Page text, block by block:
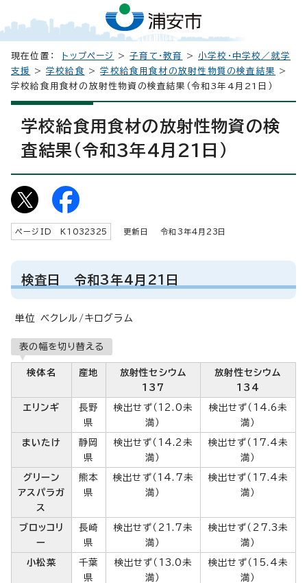
現在位置： トップページ >子育て・教育 >小学校・中学校／就学
支援
>学校給食 >学校給食用食材の放射性物質の検査結果
>
学校給食用食材の放射性物資の検査結果（令和3年4月21日）
学校給食用食材の放射性物資の検
査結果（令和3年4月21日）
ページID K 1032325 更新日 令和3年4月 23 日
検査日 令和3年4月21日
単位 ベクレル/キログラム
表の幅を切り替える
検体名 産地
放射性セシウム
137
放射性セシウム
134
エリンギ
長野
県
検出せず（12.0未
満）
検出せず（14.6未
満）
まいたけ
静岡
県
検出せず（14.2未
満）
検出せず（17.4未
満）
グリーン
アスパラガ
ス
熊本
県
検出せず（14.7未
満）
検出せず（17.4未
満）
ブロッコリ
ー
長崎
県
検出せず（21.7未
満）
検出せず（27.3未
満）
小松菜
千葉
県
検出せず（13.0未
満）
検出せず（15.4未
満）